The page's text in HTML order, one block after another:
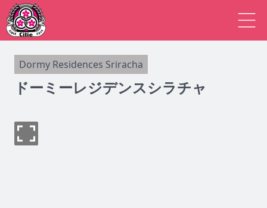
Dormy Residences Sriracha
ドーミーレジデンスシラチャ